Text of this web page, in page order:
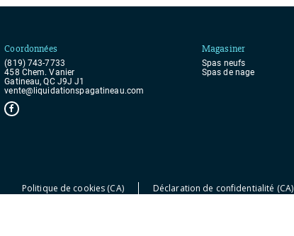
Coordonnées
(819) 743-7733
458 Chem. Vanier
Gatineau, QC J9J J1
vente@liquidationspagatineau.com
Magasiner
Spas neufs
Spas de nage
Politique de cookies (CA) Déclaration de confidentialité (CA)